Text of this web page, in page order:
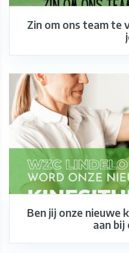
Zin om ons team te
Ben jij onze nieuwe
aan bij